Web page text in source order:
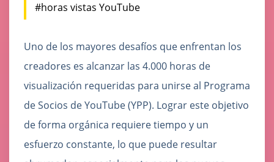
#horas vistas YouTube
Uno de los mayores desafíos que enfrentan los
creadores es alcanzar las 4.000 horas de
visualización requeridas para unirse al Programa
de Socios de YouTube (YPP). Lograr este objetivo
de forma orgánica requiere tiempo y un
esfuerzo constante, lo que puede resultar